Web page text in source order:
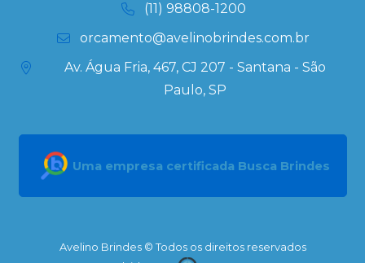
(11) 98808-1200
orcamento@avelinobrindes.com.br
Av. Água Fria, 467, CJ 207 - Santana - São
Paulo, SP
Uma empresa certificada Busca Brindes
Avelino Brindes © Todos os direitos reservados